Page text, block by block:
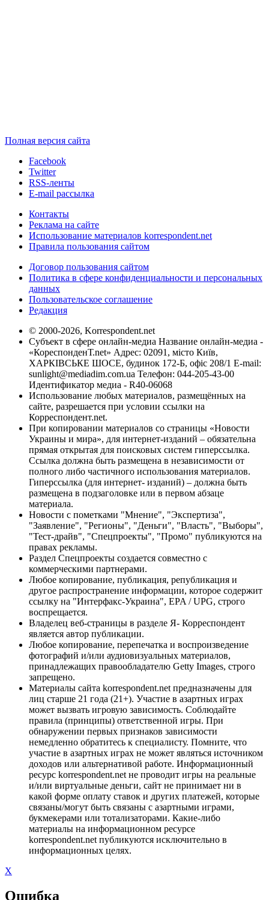
Полная версия сайта
Facebook
Twitter
RSS-ленты
E-mail рассылка
Контакты
Реклама на сайте
Использование материалов korrespondent.net
Правила пользования сайтом
Договор пользования сайтом
Политика в сфере конфиденциальности и персональных
данных
Пользовательское соглашение
Редакция
© 2000-2026, Korrespondent.net
Субъект в сфере онлайн-медиа Название онлайн-медиа -
«КореспонденТ.net» Адрес: 02091, місто Київ,
ХАРКІВСЬКЕ ШОСЕ, будинок 172-Б, офіс 208/1 E-mail:
sunlight@mediadim.com.ua Телефон: 044-205-43-00
Идентификатор медиа - R40-06068
Использование любых материалов, размещённых на
сайте, разрешается при условии ссылки на
Корреспондент.net.
При копировании материалов со страницы «Новости
Украины и мира», для интернет-изданий – обязательна
прямая открытая для поисковых систем гиперссылка.
Ссылка должна быть размещена в независимости от
полного либо частичного использования материалов.
Гиперссылка (для интернет- изданий) – должна быть
размещена в подзаголовке или в первом абзаце
материала.
Новости с пометками "Мнение", "Экспертиза",
"Заявление", "Регионы", "Деньги", "Власть", "Выборы",
"Тест-драйв", "Спецпроекты", "Промо" публикуются на
правах рекламы.
Раздел Спецпроекты создается совместно с
коммерческими партнерами.
Любое копирование, публикация, републикация и
другое распространение информации, которое содержит
ссылку на "Интерфакс-Украина", EPA / UPG, строго
воспрещается.
Владелец веб-страницы в разделе Я- Корреспондент
является автор публикации.
Любое копирование, перепечатка и воспроизведение
фотографий и/или аудиовизуальных материалов,
принадлежащих правообладателю Getty Images, строго
запрещено.
Материалы сайта korrespondent.net предназначены для
лиц старше 21 года (21+). Участие в азартных играх
может вызвать игровую зависимость. Соблюдайте
правила (принципы) ответственной игры. При
обнаружении первых признаков зависимости
немедленно обратитесь к специалисту. Помните, что
участие в азартных играх не может являться источником
доходов или альтернативой работе. Информационный
ресурс korrespondent.net не проводит игры на реальные
и/или виртуальные деньги, сайт не принимает ни в
какой форме оплату ставок и других платежей, которые
связаны/могут быть связаны с азартными играми,
букмекерами или тотализаторами. Какие-либо
материалы на информационном ресурсе
korrespondent.net публикуются исключительно в
информационных целях.
X
Ошибка